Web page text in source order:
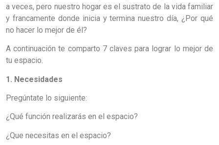
a veces, pero nuestro hogar es el sustrato de la vida familiar
y francamente donde inicia y termina nuestro día, ¿Por qué
no hacer lo mejor de él?
A continuación te comparto 7 claves para lograr lo mejor de
tu espacio.
1. Necesidades
Pregúntate lo siguiente:
¿Qué función realizarás en el espacio?
¿Que necesitas en el espacio?